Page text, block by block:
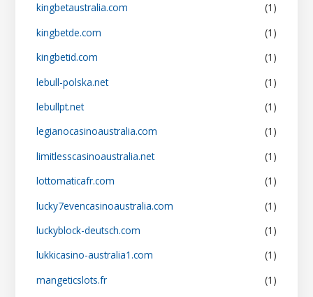
kingbetaustralia.com
(1)
kingbetde.com
(1)
kingbetid.com
(1)
lebull-polska.net
(1)
lebullpt.net
(1)
legianocasinoaustralia.com
(1)
limitlesscasinoaustralia.net
(1)
lottomaticafr.com
(1)
lucky7evencasinoaustralia.com
(1)
luckyblock-deutsch.com
(1)
lukkicasino-australia1.com
(1)
mangeticslots.fr
(1)